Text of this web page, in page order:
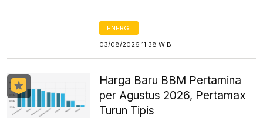
ENERGI
03/08/2026 11:38 WIB
Harga Baru BBM Pertamina
per Agustus 2026, Pertamax
Turun Tipis